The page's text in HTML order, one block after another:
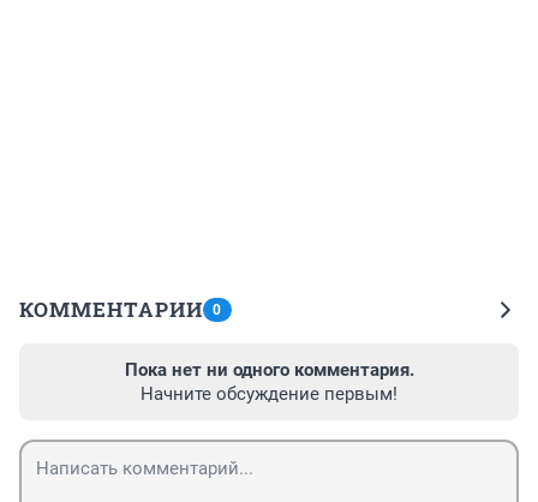
КОММЕНТАРИИ 0
Пока нет ни одного комментария.
Начните обсуждение первым!